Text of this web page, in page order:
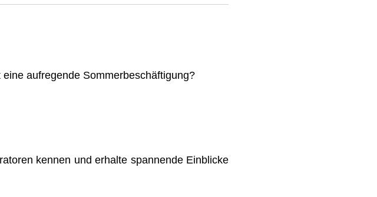
aufregende Sommerbeschäftigung?
kennen und erhalte spannende Einblicke